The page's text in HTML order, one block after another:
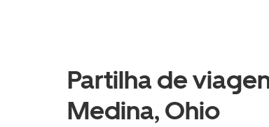
Partilha de
Medina, Ohio